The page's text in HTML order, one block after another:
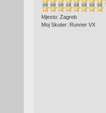
Mjesto: Zagreb
Moj Skuter: Runner VX